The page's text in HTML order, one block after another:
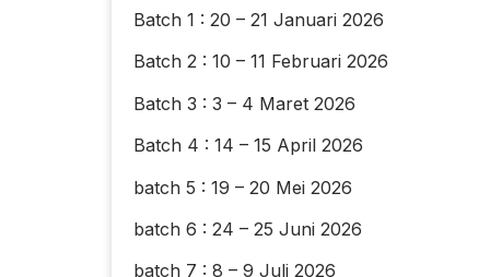
Batch 1 : 20 – 21 Januari 2026
Batch 2 : 10 – 11 Februari 2026
Batch 3 : 3 – 4 Maret 2026
Batch 4 : 14 – 15 April 2026
batch 5 : 19 – 20 Mei 2026
batch 6 : 24 – 25 Juni 2026
batch 7 : 8 – 9 Juli 2026